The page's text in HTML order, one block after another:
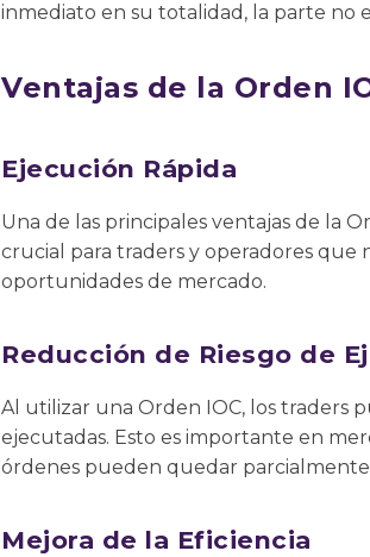
inmediato en su totalidad, la parte no
Ventajas de la Orden
Ejecución Rápida
Una de las principales ventajas de la
crucial para traders y operadores que
oportunidades de mercado.
Reducción de Riesgo de
Al utilizar una Orden IOC, los traders
ejecutadas. Esto es importante en
órdenes pueden quedar
Mejora de la Eficiencia